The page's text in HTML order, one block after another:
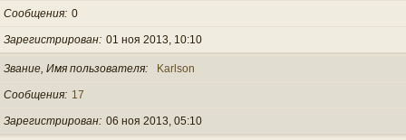
Сообщения 0
Зарегистрирован 01 ноя 2013, 10:10
Звание, Имя пользователя Karlson
Сообщения 17
Зарегистрирован 06 ноя 2013, 05:10